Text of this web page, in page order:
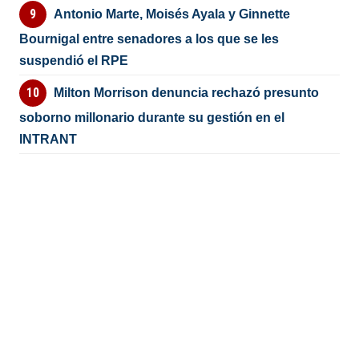
Antonio Marte, Moisés Ayala y Ginnette
Bournigal entre senadores a los que se les
suspendió el RPE
Milton Morrison denuncia rechazó presunto
soborno millonario durante su gestión en el
INTRANT